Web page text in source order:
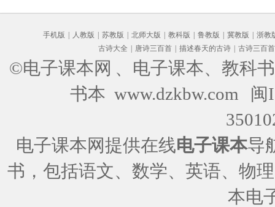
手机版 人教版 苏教版 北师大版 教科版 鲁教版 冀教版
浙教
古诗大全
唐诗三百首 描述春天的古诗 古诗三百首
©电子课本网 、电子课本、教科
书本 www.dzkbw.com
闽
电子课本网提供在线电子课本导
书，包括语文、数学、英语、物
本电